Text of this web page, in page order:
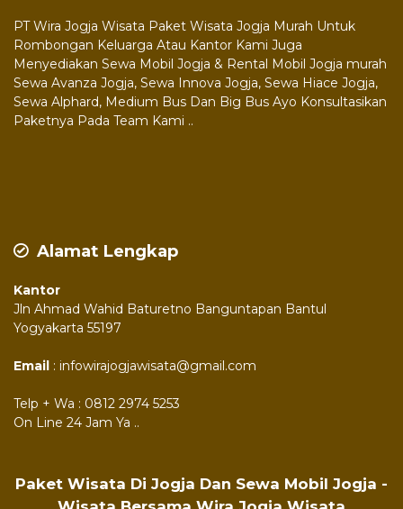
PT Wira Jogja Wisata Paket Wisata Jogja Murah Untuk
Rombongan Keluarga Atau Kantor Kami Juga
Menyediakan Sewa Mobil Jogja & Rental Mobil Jogja murah
Sewa Avanza Jogja, Sewa Innova Jogja, Sewa Hiace Jogja,
Sewa Alphard, Medium Bus Dan Big Bus Ayo Konsultasikan
Paketnya Pada Team Kami ..
Alamat Lengkap
Kantor
Jln Ahmad Wahid Baturetno Banguntapan Bantul
Yogyakarta 55197
Email : infowirajogjawisata@gmail.com
Telp + Wa : 0812 2974 5253
On Line 24 Jam Ya ..
Paket Wisata Di Jogja Dan Sewa Mobil Jogja -